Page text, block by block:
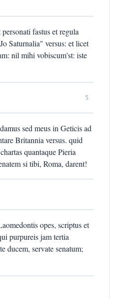
fastus et regula
Saturnalia" versus: et licet
nil mihi vobiscum'st: iste
5
sed meus in Geticis ad
Britannia versus. quid
quantaque Pieria
si tibi, Roma, darent!
opes, scriptus et
purpureis jam tertia
ducem, servate senatum;